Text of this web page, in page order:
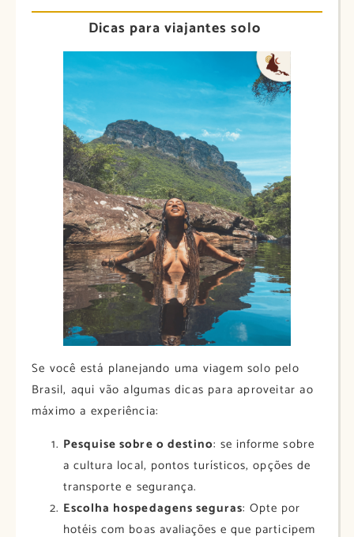
Dicas para viajantes solo
Se você está planejando uma viagem solo pelo
Brasil, aqui vão algumas dicas para aproveitar ao
máximo a experiência:
Pesquise sobre o destino: se informe sobre
a cultura local, pontos turísticos, opções de
transporte e segurança.​
Escolha hospedagens seguras: Opte por
hotéis com boas avaliações e que participem